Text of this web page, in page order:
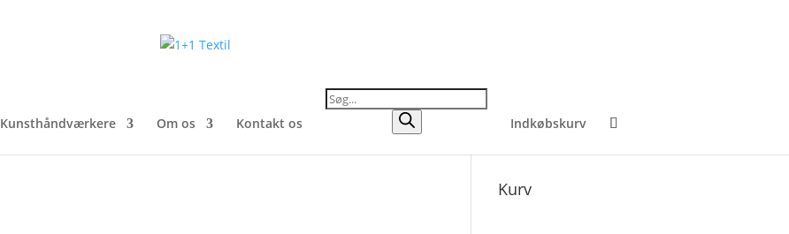
Kunsthåndværkere Om os Kontakt os
Products
search
Indkøbskurv
Kurv